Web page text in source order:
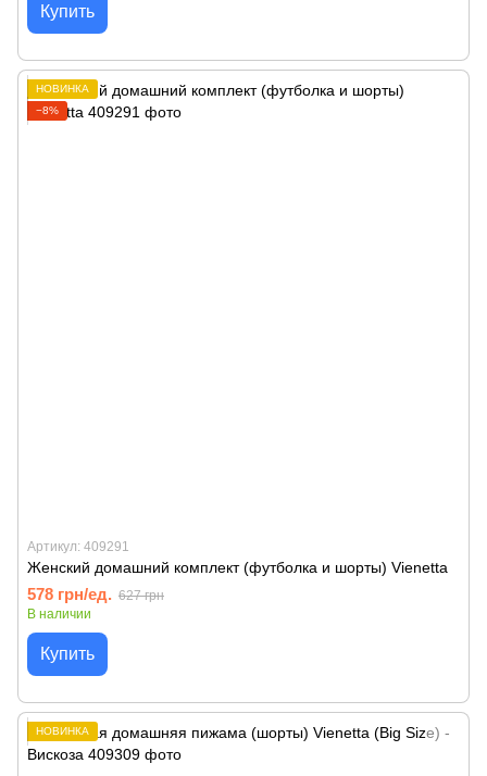
Купить
НОВИНКА
−8%
Артикул: 409291
Женский домашний комплект (футболка и шорты) Vienetta
578 грн/ед. 627 грн
В наличии
Купить
НОВИНКА